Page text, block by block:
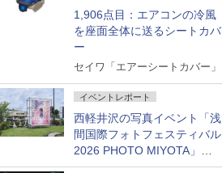
1,906点目：エアコンの冷風
を座面全体に送るシートカバ
ー
セイワ「エアーシートカバー」
イベントレポート
西軽井沢の写真イベント「浅
間国際フォトフェスティバル
2026 PHOTO MIYOTA」が
開幕